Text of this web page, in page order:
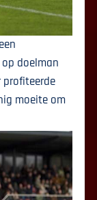
doelman
profiteerde
moeite om